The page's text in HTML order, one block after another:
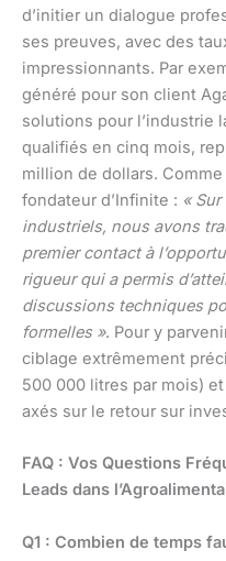
d’initier un dialogue
ses preuves, avec des
impressionnants. Par
généré pour son client
solutions pour l’industrie
qualifiés en cinq mois,
million de dollars. Comme
fondateur d’Infinite : «
industriels, nous avons
premier contact à
rigueur qui a permis
discussions techniques
formelles ». Pour y
ciblage extrêmement
500 000 litres par mois)
axés sur le retour sur
FAQ : Vos Questions
Leads dans
Q1 : Combien de temps